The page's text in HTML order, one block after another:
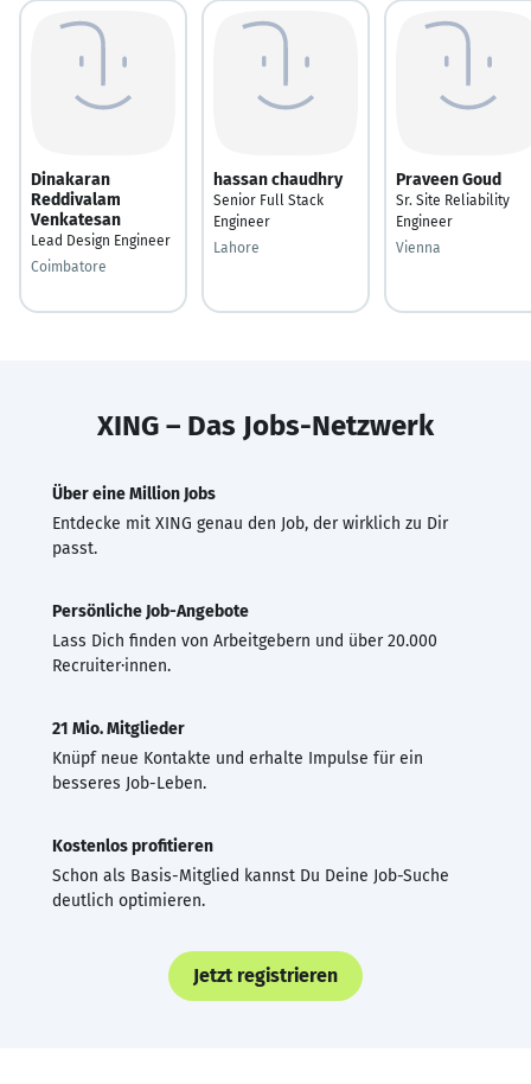
Dinakaran
Reddivalam
Venkatesan
Lead Design Engineer
Coimbatore
hassan chaudhry
Senior Full Stack
Engineer
Lahore
Praveen Goud
Sr. Site Reliability
Engineer
Vienna
XING – Das Jobs-Netzwerk
Über eine Million Jobs
Entdecke mit XING genau den Job, der wirklich zu Dir
passt.
Persönliche Job-Angebote
Lass Dich finden von Arbeitgebern und über 20.000
Recruiter·innen.
21 Mio. Mitglieder
Knüpf neue Kontakte und erhalte Impulse für ein
besseres Job-Leben.
Kostenlos profitieren
Schon als Basis-Mitglied kannst Du Deine Job-Suche
deutlich optimieren.
Jetzt registrieren